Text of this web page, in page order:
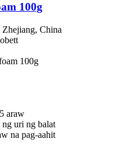
100g
Zhejiang, China
100g
araw
ng uri ng balat
na pag-aahit